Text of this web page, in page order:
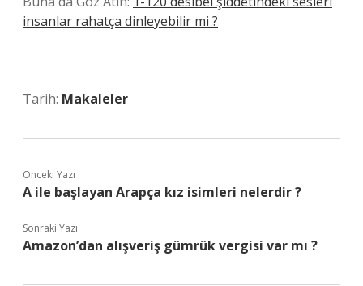
insanlar rahatça dinleyebilir mi ?
Tarih: Makaleler
Önceki Yazı
A ile başlayan Arapça kız isimleri nelerdir ?
Sonraki Yazı
Amazon’dan alışveriş gümrük vergisi var mı ?